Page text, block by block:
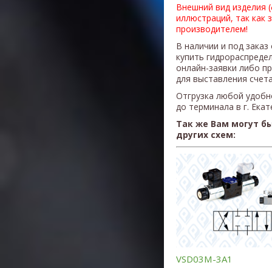
Внешний вид изделия
иллюстраций, так как
производителем!
В наличии и под
купить
онлайн-заявки либо
для выставления
Отгрузка любой
до терминала в г.
Так же Вам могут
других схем:
VSD03M-3A1